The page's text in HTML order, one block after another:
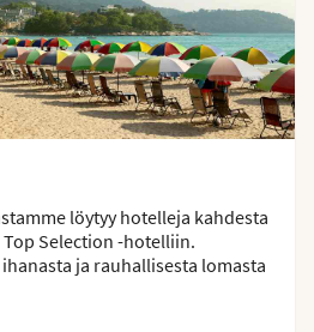
löytyy hotelleja kahdesta
Selection -hotelliin.
ja rauhallisesta lomasta